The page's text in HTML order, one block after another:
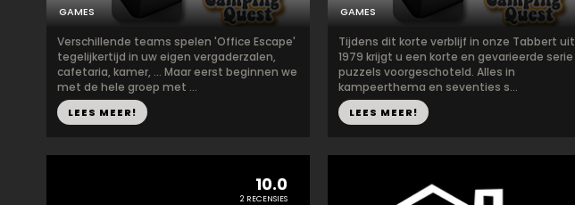
GAMES
Verschillende teams spelen 'Office Escape'
tegelijkertijd in uw eigen vergaderzalen,
cafetaria, kamer, ... Maar eerst beginnen we
met de hele groep met ...
LEES MEER!
GAMES
Tijdens dit korte verblijf in onze Tabbert uit
1979 krijgt u een korte en gevarieerde serie
puzzels voorgeschoteld. Alles in
kampeerthema en seventies s...
LEES MEER!
10.0
2 RECENSIES